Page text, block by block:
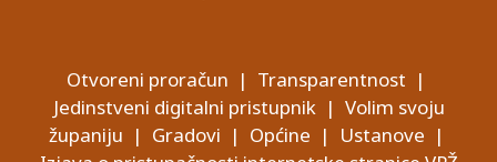
Otvoreni proračun | Transparentnost |
Jedinstveni digitalni pristupnik| Volim svoju
županiju | Gradovi | Općine | Ustanove |